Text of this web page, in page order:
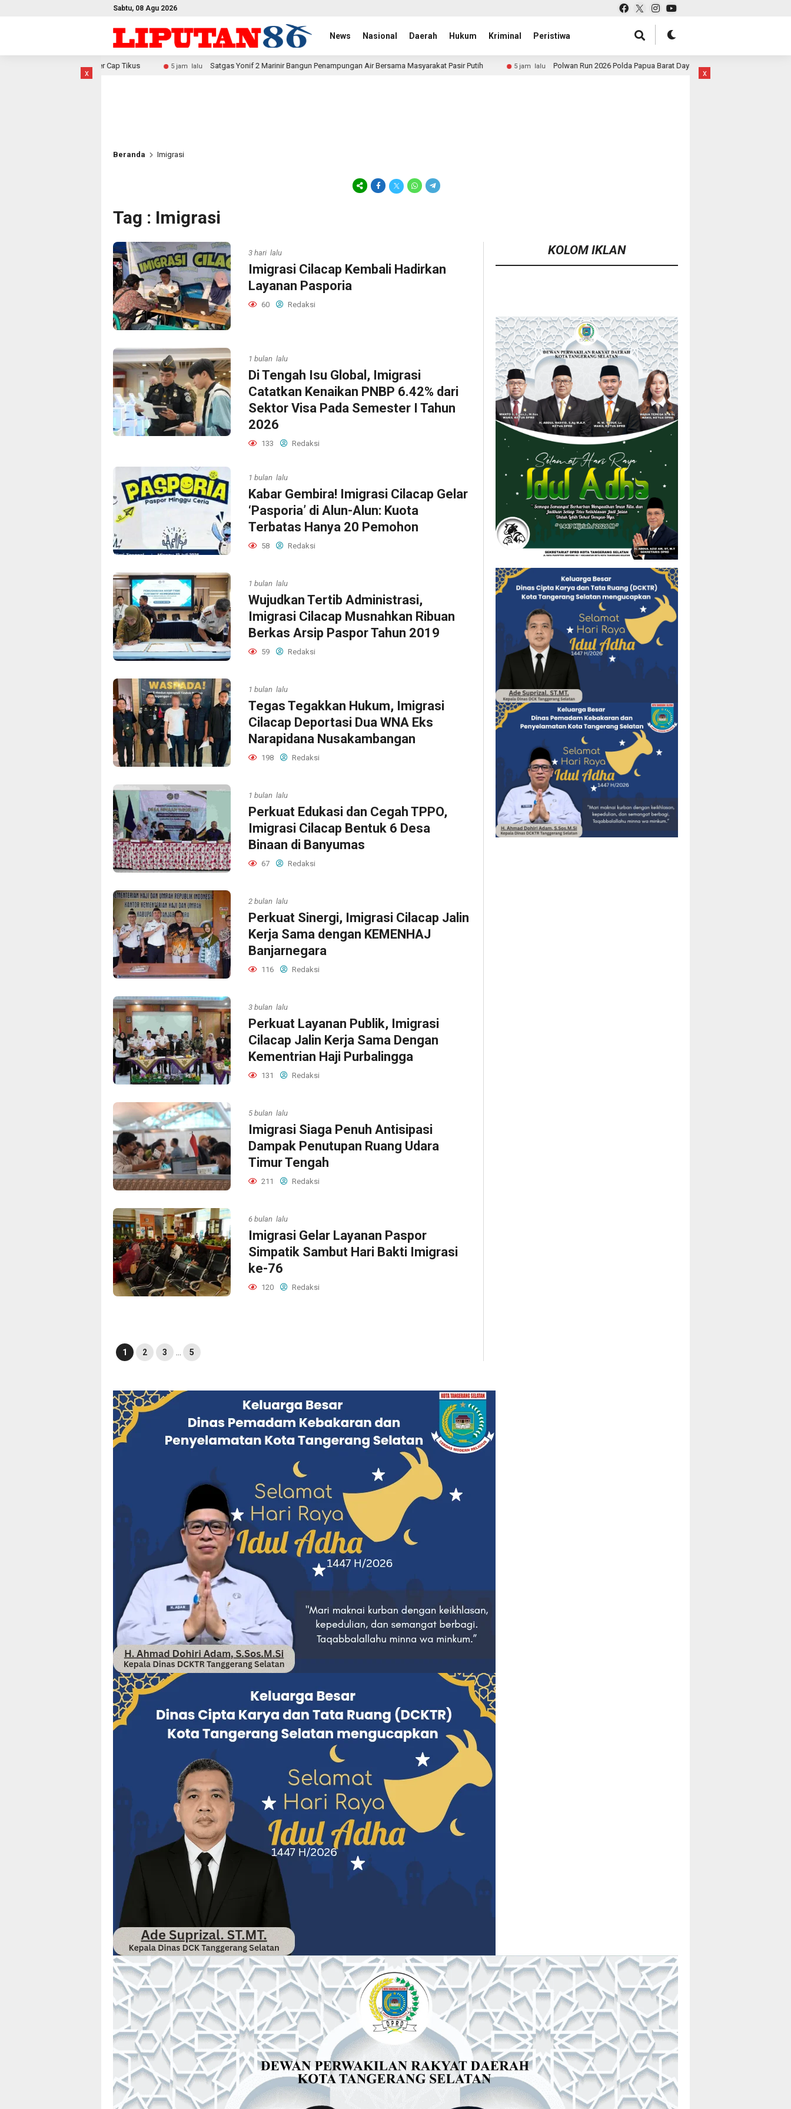
Sabtu, 08 Agu 2026
News Nasional Daerah Hukum Kriminal Peristiwa
x
5 jam lalu Satgas Yonif 2 Marinir Bangun Penampungan Air Bersama Masyarakat Pasir Putih 5 jam lalu Polwan Run 2026 Polda Papua Barat Daya Meriah, Pererat Kebersamaan Polri dan Masyarakat
Beranda Imigrasi
Tag : Imigrasi
3 hari lalu
Imigrasi Cilacap Kembali Hadirkan
Layanan Pasporia
60 Redaksi
1 bulan lalu
Di Tengah Isu Global, Imigrasi
Catatkan Kenaikan PNBP 6.42% dari
Sektor Visa Pada Semester I Tahun
2026
133 Redaksi
1 bulan lalu
Kabar Gembira! Imigrasi Cilacap Gelar
‘Pasporia’ di Alun-Alun: Kuota
Terbatas Hanya 20 Pemohon
58 Redaksi
1 bulan lalu
Wujudkan Tertib Administrasi,
Imigrasi Cilacap Musnahkan Ribuan
Berkas Arsip Paspor Tahun 2019
59 Redaksi
1 bulan lalu
Tegas Tegakkan Hukum, Imigrasi
Cilacap Deportasi Dua WNA Eks
Narapidana Nusakambangan
198 Redaksi
1 bulan lalu
Perkuat Edukasi dan Cegah TPPO,
Imigrasi Cilacap Bentuk 6 Desa
Binaan di Banyumas
67 Redaksi
2 bulan lalu
Perkuat Sinergi, Imigrasi Cilacap Jalin
Kerja Sama dengan KEMENHAJ
Banjarnegara
116 Redaksi
3 bulan lalu
Perkuat Layanan Publik, Imigrasi
Cilacap Jalin Kerja Sama Dengan
Kementrian Haji Purbalingga
131 Redaksi
5 bulan lalu
Imigrasi Siaga Penuh Antisipasi
Dampak Penutupan Ruang Udara
Timur Tengah
211 Redaksi
6 bulan lalu
Imigrasi Gelar Layanan Paspor
Simpatik Sambut Hari Bakti Imigrasi
ke-76
120 Redaksi
1 2 3 5
KOLOM IKLAN
x